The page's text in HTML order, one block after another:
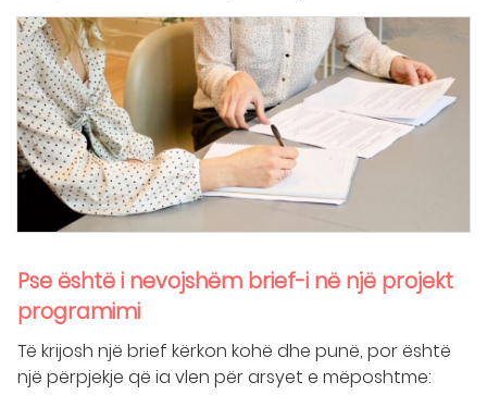
Pse është i nevojshëm brief-i në një projekt
programimi
Të krijosh një brief kërkon kohë dhe punë, por është
një përpjekje që ia vlen për arsyet e mëposhtme: